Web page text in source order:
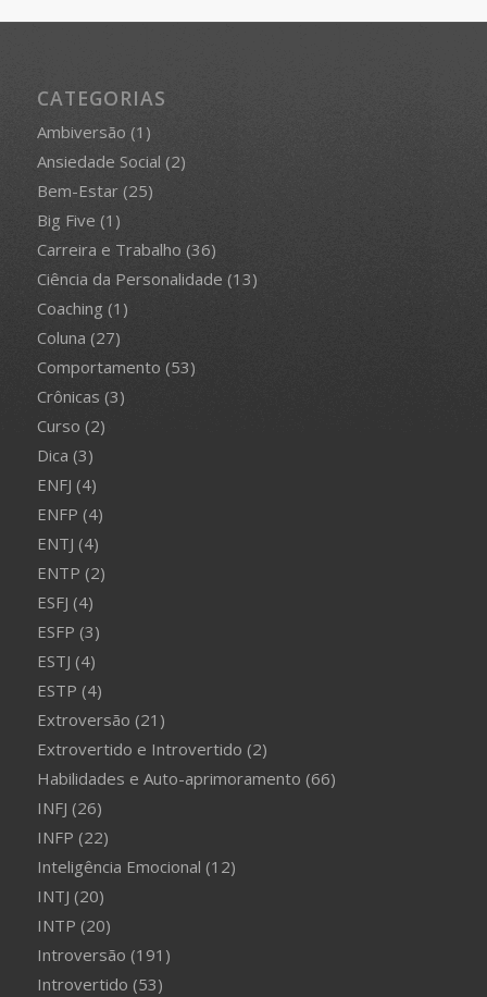
CATEGORIAS
Ambiversão (1)
Ansiedade Social (2)
Bem-Estar(25)
Big Five (1)
Carreira e Trabalho (36)
Ciência da Personalidade (13)
Coaching (1)
Coluna (27)
Comportamento (53)
Crônicas (3)
Curso (2)
Dica (3)
ENFJ (4)
ENFP (4)
ENTJ (4)
ENTP (2)
ESFJ (4)
ESFP (3)
ESTJ (4)
ESTP (4)
Extroversão (21)
Extrovertido e Introvertido (2)
Habilidades e Auto-aprimoramento (66)
INFJ (26)
INFP (22)
Inteligência Emocional (12)
INTJ (20)
INTP (20)
Introversão (191)
Introvertido (53)